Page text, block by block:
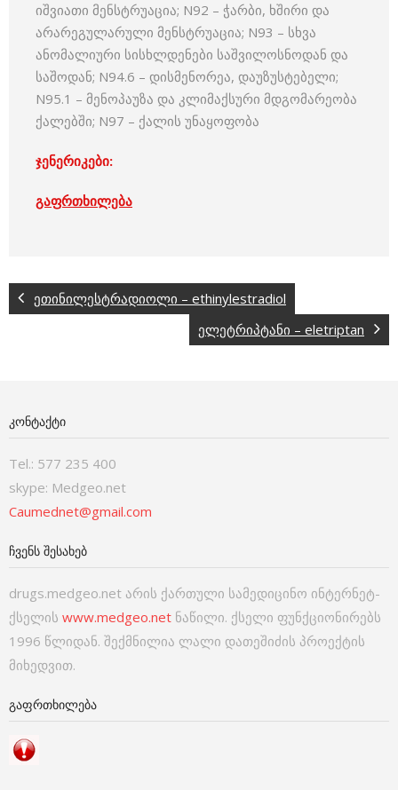
იშვიათი მენსტრუაცია; N92 – ჭარბი, ხშირი და
არარეგულარული მენსტრუაცია; N93 – სხვა
ანომალიური სისხლდენები საშვილოსნოდან და
საშოდან; N94.6 – დისმენორეა, დაუზუსტებელი;
N95.1 – მენოპაუზა და კლიმაქსური მდგომარეობა
ქალებში; N97 – ქალის უნაყოფობა
ჯენერიკები:
გაფრთხილება
ეთინილესტრადიოლი – ethinylestradiol
ელეტრიპტანი – eletriptan
ᲙᲝᲜᲢᲐᲥᲢᲘ
Tel.: 577 235 400
skype: Medgeo.net
Caumednet@gmail.com
ᲩᲕᲔᲜᲡ ᲨᲔᲡᲐᲮᲔᲑ
drugs.medgeo.net არის ქართული სამედიცინო ინტერნეტ-
ქსელის www.medgeo.net ნაწილი. ქსელი ფუნქციონირებს
1996 წლიდან. შექმნილია ლალი დათეშიძის პროექტის
მიხედვით.
ᲒᲐᲤᲠᲗᲮᲘᲚᲔᲑᲐ